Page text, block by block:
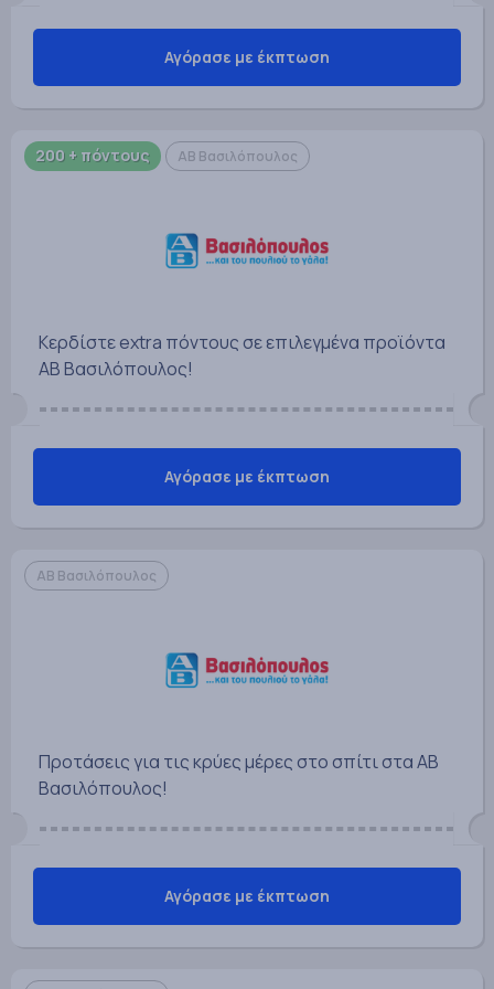
Αγόρασε με έκπτωση
200 + πόντους ΑΒ Βασιλόπουλος
Κερδίστε extra πόντους σε επιλεγμένα προϊόντα
AB Βασιλόπουλος!
Αγόρασε με έκπτωση
ΑΒ Βασιλόπουλος
Προτάσεις για τις κρύες μέρες στο σπίτι στα ΑΒ
Βασιλόπουλος!
Αγόρασε με έκπτωση